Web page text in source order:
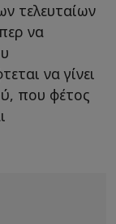
τελευταίων
να
να γίνει
που φέτος